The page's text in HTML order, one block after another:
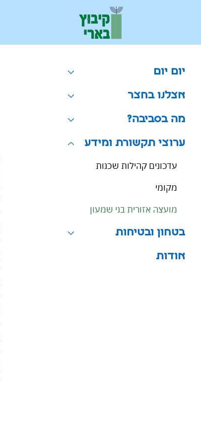
יום יום
אצלנו בחצר
מה בסביבה?
ערוצי תקשורת ומידע
עדכונים קהילות שכנות
מקומי
מועצה אזורית בני שמעון
בטחון ובטיחות
אודות